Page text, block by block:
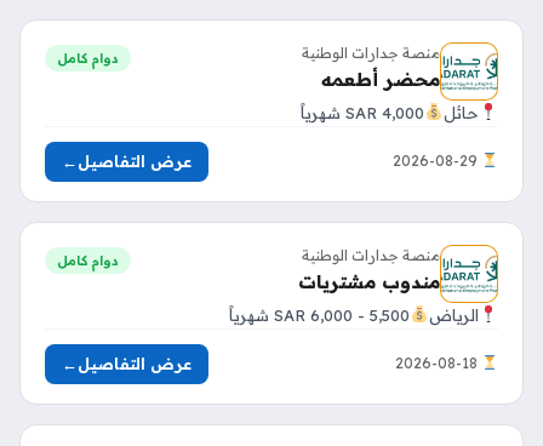
منصة جدارات الوطنية
محضر أطعمه
دوام كامل
حائل 4,000 SAR شهرياً
عرض التفاصيل←
منصة جدارات الوطنية
مندوب مشتريات
دوام كامل
الرياض 5,500 - 6,000 SAR شهرياً
عرض التفاصيل←